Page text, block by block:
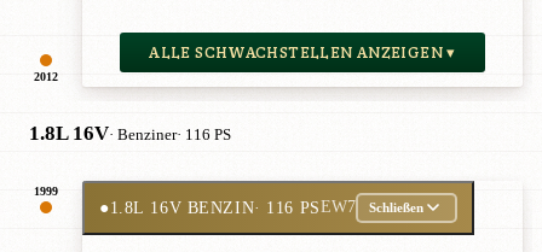
2012
ALLE SCHWACHSTELLEN ANZEIGEN ▾
1.8L 16V· Benziner· 116 PS
1999
●1.8L 16V BENZIN· 116 PSEW7 Schließen